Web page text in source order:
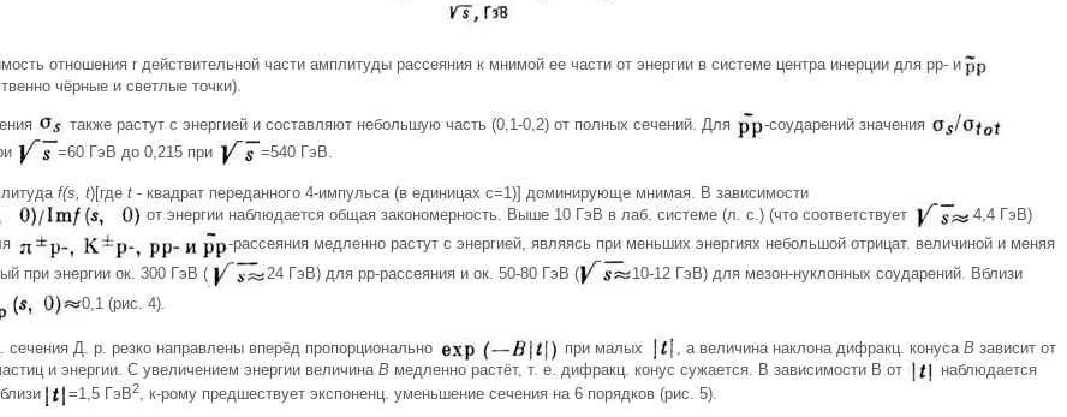
отношения r действительной части амплитуды рассеяния к мнимой ее части от энергии в системе центра инерции для рр- и
чёрные и светлые точки).
также растут с энергией и составляют небольшую часть (0,1-0,2) от полных сечений. Для
-соударений значения
=60 ГэВ до 0,215 при =540 ГэВ.
f(s, t)[где t - квадрат переданного 4-импульса (в единицах с=1)] доминирующе мнимая. В зависимости
от энергии наблюдается общая закономерность. Выше 10 ГэВ в лаб. системе (л. с.) (что соответствует
4,4 ГэВ)
-рассеяния медленно растут с энергией, являясь при меньших энергиях небольшой отрицат. величиной и меняя
при энергии ок. 300 ГэВ (
24 ГэВ) для рр-рассеяния и ок. 50-80 ГэВ (
10-12 ГэВ) для мезон-нуклонных соударений. Вблизи
0,1 (рис. 4).
Д. р. резко направлены вперёд пропорционально при малых , а величина наклона дифракц. конуса В зависит от
и энергии. С увеличением энергии величина В медленно растёт, т. е. дифракц. конус сужается. В зависимости В от
наблюдается
=1,5 ГэВ2, к-рому предшествует экспоненц. уменьшение сечения на 6 порядков (рис. 5).